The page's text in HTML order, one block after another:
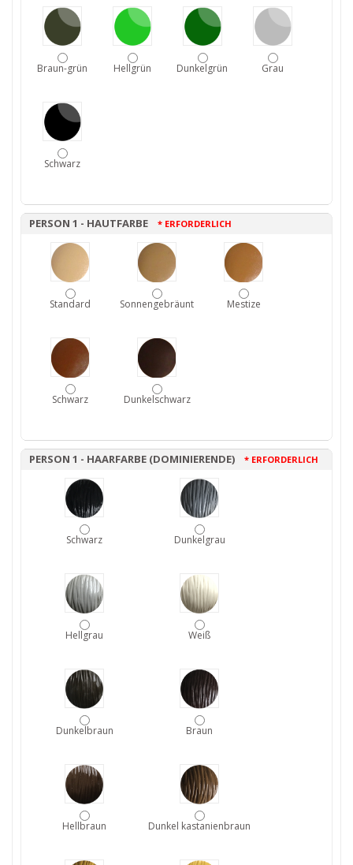
Braun-grün Hellgrün Dunkelgrün Grau
Schwarz
PERSON 1 - HAUTFARBE * ERFORDERLICH
Standard Sonnengebräunt Mestize
Schwarz Dunkelschwarz
PERSON 1 - HAARFARBE (DOMINIERENDE) * ERFORDERLICH
Schwarz Dunkelgrau
Hellgrau Weiß
Dunkelbraun Braun
Hellbraun Dunkel kastanienbraun